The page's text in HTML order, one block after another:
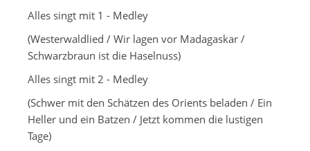
Alles singt mit 1 - Medley
(Westerwaldlied / Wir lagen vor Madagaskar /
Schwarzbraun ist die Haselnuss)
Alles singt mit 2 - Medley
(Schwer mit den Schätzen des Orients beladen / Ein
Heller und ein Batzen / Jetzt kommen die lustigen
Tage)